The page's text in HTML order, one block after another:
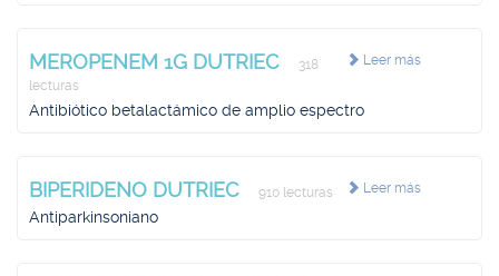
Leer más
MEROPENEM 1G DUTRIEC
318
lecturas
Antibiótico betalactámico de amplio espectro
Leer más
BIPERIDENO DUTRIEC 910 lecturas
Antiparkinsoniano